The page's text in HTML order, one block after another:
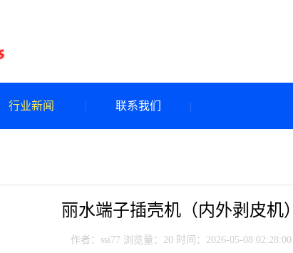
行业新闻 联系我们
丽水端子插壳机（内外剥皮机）
作者：ssi77 浏览量：20 时间：2026-05-08 02:28:00